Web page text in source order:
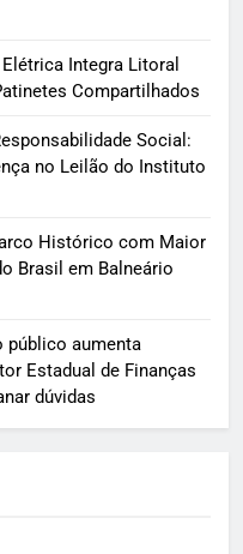
Integra Litoral
Compartilhados
Social:
no Leilão do Instituto
Histórico com Maior
Brasil em Balneário
público aumenta
Estadual de Finanças
dúvidas